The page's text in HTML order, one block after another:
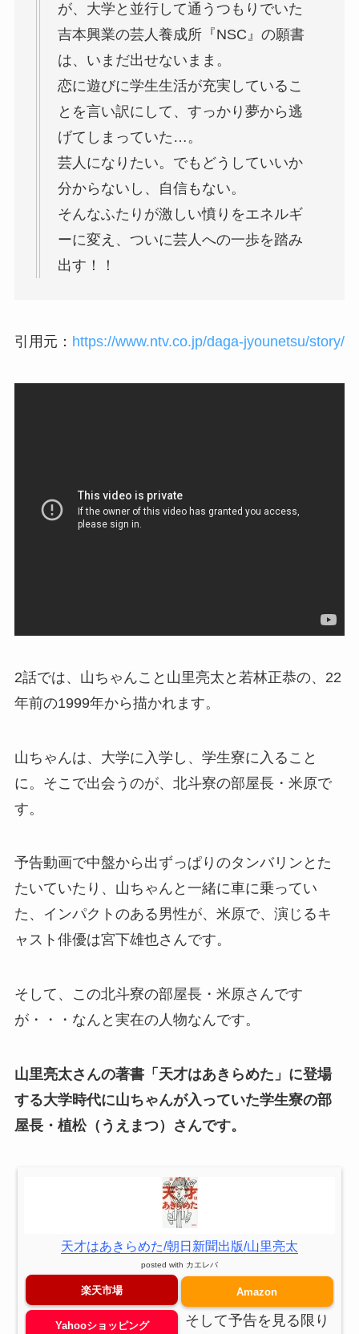
が、大学と並行して通うつもりでいた
吉本興業の芸人養成所『NSC』の願書
は、いまだ出せないまま。
恋に遊びに学生生活が充実しているこ
とを言い訳にして、すっかり夢から逃
げてしまっていた…。
芸人になりたい。でもどうしていいか
分からないし、自信もない。
そんなふたりが激しい憤りをエネルギ
ーに変え、ついに芸人への一歩を踏み
出す！！
引用元： https://www.ntv.co.jp/daga-jyounetsu/story/
2話では、山ちゃんこと山里亮太と若林正恭の、22
年前の1999年から描かれます。
山ちゃんは、大学に入学し、学生寮に入ること
に。そこで出会うのが、北斗寮の部屋長・米原で
す。
予告動画で中盤から出ずっぱりのタンバリンとた
たいていたり、山ちゃんと一緒に車に乗ってい
た、インパクトのある男性が、米原で、演じるキ
ャスト俳優は宮下雄也さんです。
そして、この北斗寮の部屋長・米原さんです
が・・・なんと実在の人物なんです。
山里亮太さんの著書「天才はあきらめた」に登場
する大学時代に山ちゃんが入っていた学生寮の部
屋長・植松（うえまつ）さんです。
天才はあきらめた/朝日新聞出版/山里亮太
posted with カエレバ
楽天市場 Amazon
Yahooショッピング
そして予告を見る限り